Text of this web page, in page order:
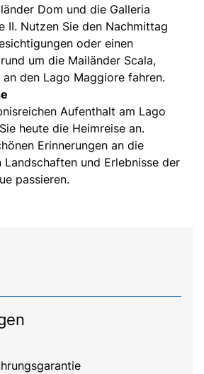
Dom und die Galleria
II. Nutzen Sie den Nachmittag
oder einen
um die Mailänder Scala,
den Lago Maggiore fahren.
Aufenthalt am Lago
heute die Heimreise an.
Erinnerungen an die
Landschaften und Erlebnisse der
passieren.